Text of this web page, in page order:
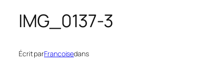
IMG_0137-3
Écrit parFrancoisedans